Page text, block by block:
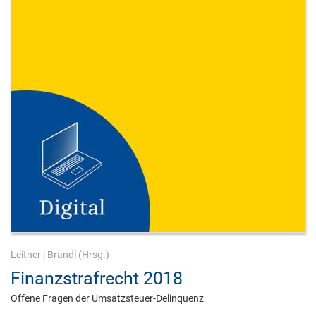
Leitner | Brandl (Hrsg.)
Finanzstrafrecht 2018
Offene Fragen der Umsatzsteuer-Delinquenz